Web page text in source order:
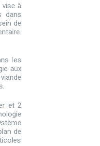
vise à
dans
de
les
aux
et 2
de